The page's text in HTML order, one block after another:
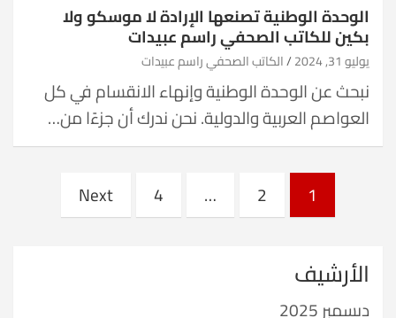
الوحدة الوطنية تصنعها الإرادة لا موسكو ولا
بكين للكاتب الصحفي راسم عبيدات
يوليو 31, 2024 الكاتب الصحفي راسم عبيدات
نبحث عن الوحدة الوطنية وإنهاء الانقسام في كل
العواصم العربية والدولية. نحن ندرك أن جزءًا من…
Posts
pagination
1
2
…
4
Next
الأرشيف
ديسمبر 2025